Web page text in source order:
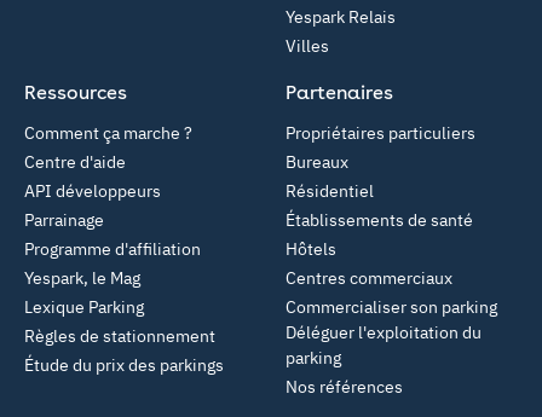
Yespark Relais
Villes
Partenaires
Propriétaires particuliers
Bureaux
Résidentiel
Établissements de santé
Hôtels
Centres commerciaux
Commercialiser son parking
Déléguer l'exploitation du
parking
Nos références
Ressources
Comment ça marche ?
Centre d'aide
API développeurs
Parrainage
Programme d'affiliation
Yespark, le Mag
Lexique Parking
Règles de stationnement
Étude du prix des parkings